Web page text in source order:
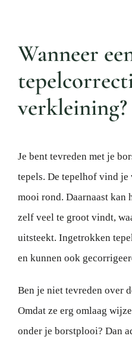
Wanneer
verkleining?
Je bent tevreden met je
tepels. De tepelhof vind
mooi rond. Daarnaast kan
zelf veel te groot vindt,
uitsteekt. Ingetrokken
en kunnen ook
Ben je niet tevreden over
Omdat ze erg omlaag
onder je borstplooi? Dan